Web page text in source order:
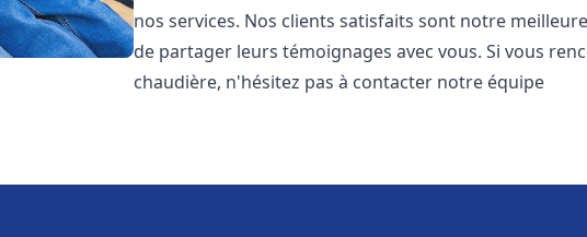
nos services. Nos clients satisfaits sont notre
de partager leurs témoignages avec vous. Si vous
chaudière, n'hésitez pas à contacter notre équipe